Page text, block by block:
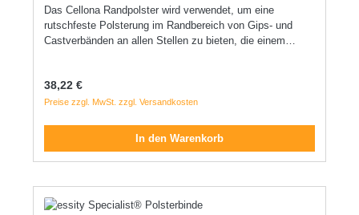
Das Cellona Randpolster wird verwendet, um eine
rutschfeste Polsterung im Randbereich von Gips- und
Castverbänden an allen Stellen zu bieten, die einem
Tragekomfort. Das Cellona Randpolster hat die gleichen
Eigenschaften wie das Cellona Polster. Dank eines
Klebstoffs haftet das Produkt von selbst.
Regulärer Preis:
38,22 €
Preise zzgl. MwSt. zzgl. Versandkosten
In den Warenkorb